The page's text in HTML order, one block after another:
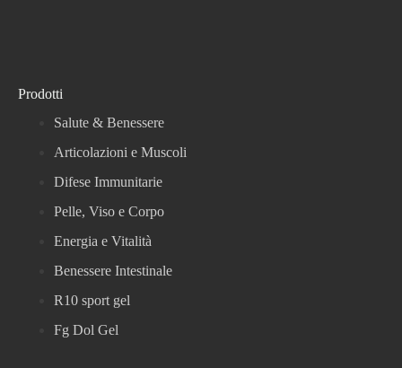
Prodotti
Salute & Benessere
Articolazioni e Muscoli
Difese Immunitarie
Pelle, Viso e Corpo
Energia e Vitalità
Benessere Intestinale
R10 sport gel
Fg Dol Gel